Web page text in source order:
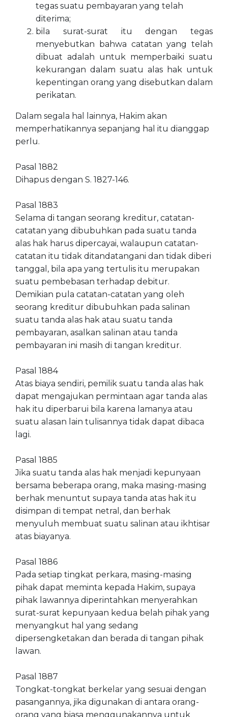
tegas suatu pembayaran yang telah
diterima;
bila surat-surat itu dengan tegas
menyebutkan bahwa catatan yang telah
dibuat adalah untuk memperbaiki suatu
kekurangan dalam suatu alas hak untuk
kepentingan orang yang disebutkan dalam
perikatan.
Dalam segala hal lainnya, Hakim akan
memperhatikannya sepanjang hal itu dianggap
perlu.
Pasal 1882
Dihapus dengan S. 1827-146.
Pasal 1883
Selama di tangan seorang kreditur, catatan-
catatan yang dibubuhkan pada suatu tanda
alas hak harus dipercayai, walaupun catatan-
catatan itu tidak ditandatangani dan tidak diberi
tanggal, bila apa yang tertulis itu merupakan
suatu pembebasan terhadap debitur.
Demikian pula catatan-catatan yang oleh
seorang kreditur dibubuhkan pada salinan
suatu tanda alas hak atau suatu tanda
pembayaran, asalkan salinan atau tanda
pembayaran ini masih di tangan kreditur.
Pasal 1884
Atas biaya sendiri, pemilik suatu tanda alas hak
dapat mengajukan permintaan agar tanda alas
hak itu diperbarui bila karena lamanya atau
suatu alasan lain tulisannya tidak dapat dibaca
lagi.
Pasal 1885
Jika suatu tanda alas hak menjadi kepunyaan
bersama beberapa orang, maka masing-masing
berhak menuntut supaya tanda atas hak itu
disimpan di tempat netral, dan berhak
menyuluh membuat suatu salinan atau ikhtisar
atas biayanya.
Pasal 1886
Pada setiap tingkat perkara, masing-masing
pihak dapat meminta kepada Hakim, supaya
pihak lawannya diperintahkan menyerahkan
surat-surat kepunyaan kedua belah pihak yang
menyangkut hal yang sedang
dipersengketakan dan berada di tangan pihak
lawan.
Pasal 1887
Tongkat-tongkat berkelar yang sesuai dengan
pasangannya, jika digunakan di antara orang-
orang yang biasa menggunakannya untuk